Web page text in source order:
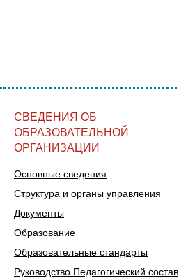
СВЕДЕНИЯ ОБ
ОБРАЗОВАТЕЛЬНОЙ
ОРГАНИЗАЦИИ
Основные сведения
Структура и органы управления
Документы
Образование
Образовательные стандарты
Руководство.Педагогический состав